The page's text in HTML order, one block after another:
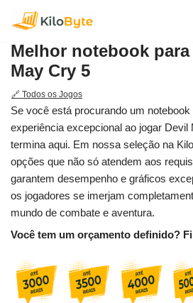
para
o
conteúdo
Melhor notebook
May Cry 5
🔗 Todos os Jogos
Se você está procurando um
experiência excepcional ao jogar
termina aqui. Em nossa seleção na
opções que não só atendem aos
garantem desempenho e gráficos
os jogadores se imerjam
mundo de combate e aventura.
Você tem um orçamento definido?